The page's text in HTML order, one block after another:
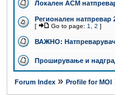
Локален ACM
Регионален натпревар
[ Go to page: 1 2 ]
ВАЖНО:
Проширување и
Forum Index » Profile for MOI